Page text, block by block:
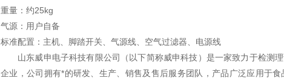
重量：约25kg
气源：用户自备
标准配置：主机、脚踏开关、气源线、空气过滤器、电源线
山东威申电子科技有限公司（以下简称威申科技）是一家致力于检测
企业，公司拥有*的研发、生产、销售及售后服务团队，产品广泛应用于